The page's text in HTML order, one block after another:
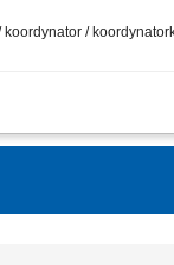
/
własnej